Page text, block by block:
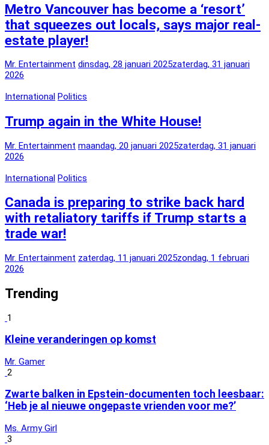
Metro Vancouver has become a ‘resort’
that squeezes out locals, says major real-
estate player!
Mr. Entertainment dinsdag, 28 januari 2025zaterdag, 31 januari
2026
International Politics
Trump again in the White House!
Mr. Entertainment maandag, 20 januari 2025zaterdag, 31 januari
2026
International Politics
Canada is preparing to strike back hard
with retaliatory tariffs if Trump starts a
trade war!
Mr. Entertainment zaterdag, 11 januari 2025zondag, 1 februari
2026
Trending
1
Kleine veranderingen op komst
Mr. Gamer
2
Zwarte balken in Epstein-documenten toch leesbaar:
‘Heb je al nieuwe ongepaste vrienden voor me?’
Ms. Army Girl
3